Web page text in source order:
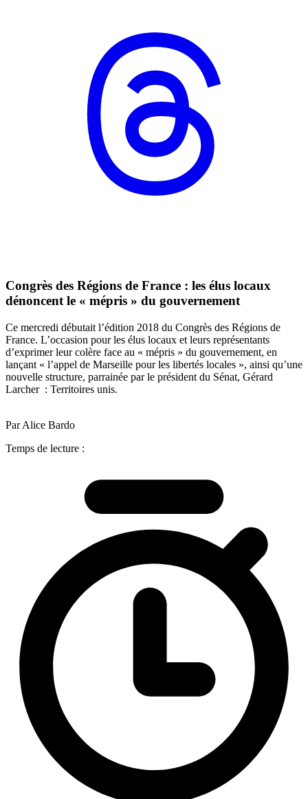
Congrès des Régions de France : les élus locaux
dénoncent le « mépris » du gouvernement
Ce mercredi débutait l’édition 2018 du Congrès des Régions de
France. L’occasion pour les élus locaux et leurs représentants
d’exprimer leur colère face au « mépris » du gouvernement, en
lançant « l’appel de Marseille pour les libertés locales », ainsi qu’une
nouvelle structure, parrainée par le président du Sénat, Gérard
Larcher : Territoires unis.
Par Alice Bardo
Temps de lecture :